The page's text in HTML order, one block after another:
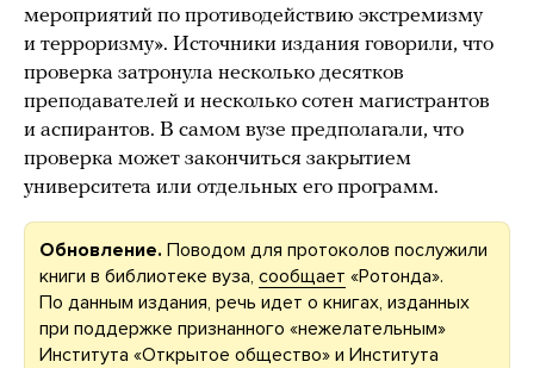
мероприятий по противодействию экстремизму
и терроризму». Источники издания говорили, что
проверка затронула несколько десятков
преподавателей и несколько сотен магистрантов
и аспирантов. В самом вузе предполагали, что
проверка может закончиться закрытием
университета или отдельных его программ.
Обновление. Поводом для протоколов послужили
книги в библиотеке вуза, сообщает «Ротонда».
По данным издания, речь идет о книгах, изданных
при поддержке признанного «нежелательным»
Института «Открытое общество» и Института